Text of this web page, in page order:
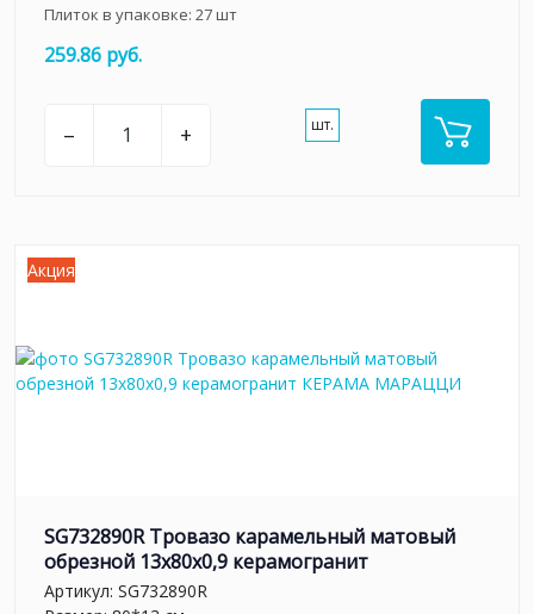
Плиток в упаковке: 27шт
259.86 руб.
– + шт.
Акция
SG732890R Тровазо карамельный матовый
обрезной 13x80x0,9 керамогранит
Артикул: SG732890R